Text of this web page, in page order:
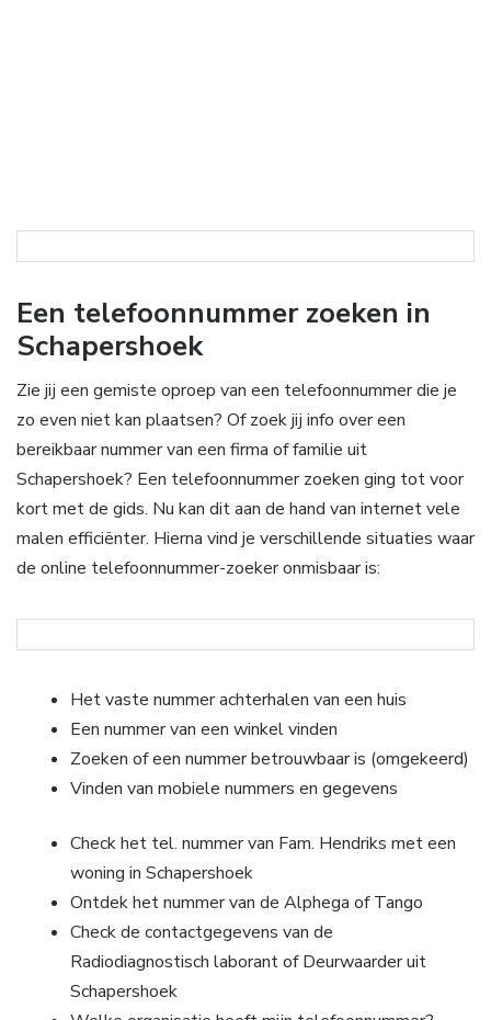
Een telefoonnummer zoeken in
Schapershoek
Zie jij een gemiste oproep van een telefoonnummer die je
zo even niet kan plaatsen? Of zoek jij info over een
bereikbaar nummer van een firma of familie uit
Schapershoek? Een telefoonnummer zoeken ging tot voor
kort met de gids. Nu kan dit aan de hand van internet vele
malen efficiënter. Hierna vind je verschillende situaties waar
de online telefoonnummer-zoeker onmisbaar is:
Het vaste nummer achterhalen van een huis
Een nummer van een winkel vinden
Zoeken of een nummer betrouwbaar is (omgekeerd)
Vinden van mobiele nummers en gegevens
Check het tel. nummer van Fam. Hendriks met een
woning in Schapershoek
Ontdek het nummer van de Alphega of Tango
Check de contactgegevens van de
Radiodiagnostisch laborant of Deurwaarder uit
Schapershoek